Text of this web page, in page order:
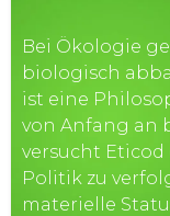
Bei Ökologie
biologisch
ist eine
von Anfang an
versucht
Politik zu
materielle